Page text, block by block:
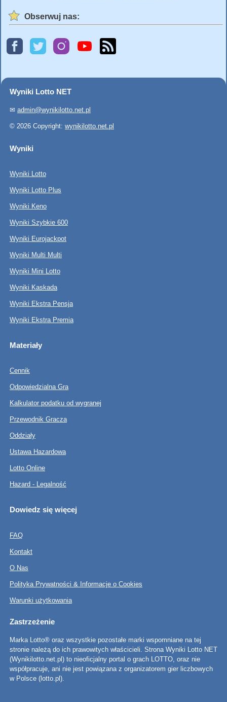
Obserwuj nas:
Wyniki Lotto NET
✉ admin@wynikilotto.net.pl
© 2026 Copyright: wynikilotto.net.pl
Wyniki
Wyniki Lotto
Wyniki Lotto Plus
Wyniki Keno
Wyniki Szybkie 600
Wyniki Eurojackpot
Wyniki Multi Multi
Wyniki Mini Lotto
Wyniki Kaskada
Wyniki Ekstra Pensja
Wyniki Ekstra Premia
Materiały
Cennik
Odpowiedzialna Gra
Kalkulator podatku od wygranej
Przewodnik Gracza
Oddziały
Ustawa Hazardowa
Lotto Online
Hazard - Legalność
Dowiedz się więcej
FAQ
Kontakt
O Nas
Polityka Prywatności & Informacje o Cookies
Warunki użytkowania
Zastrzeżenie
Marka Lotto® oraz wszystkie pozostałe marki wspomniane na tej
stronie należą do ich prawowitych właścicieli. Strona Wyniki Lotto NET
(Wynikilotto.net.pl) to nieoficjalny portal o grach LOTTO, oraz nie
współpracuje, ani nie jest powiązana z organizatorem gier liczbowych
w Polsce (lotto.pl).